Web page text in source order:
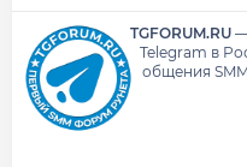
TGFORUM.RU
Telegram в
общения